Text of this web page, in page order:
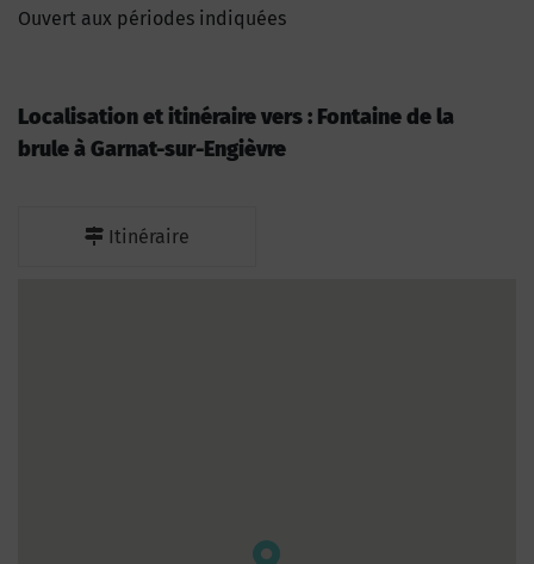
Ouvert aux périodes indiquées
Localisation et itinéraire vers : Fontaine de la
brule à Garnat-sur-Engièvre
Itinéraire